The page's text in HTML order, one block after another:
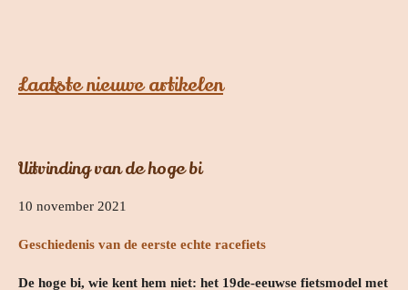
Laatste nieuwe artikelen
Uitvinding van de hoge bi
10 november 2021
Geschiedenis van de eerste echte racefiets
De hoge bi, wie kent hem niet: het 19de-eeuwse fietsmodel met